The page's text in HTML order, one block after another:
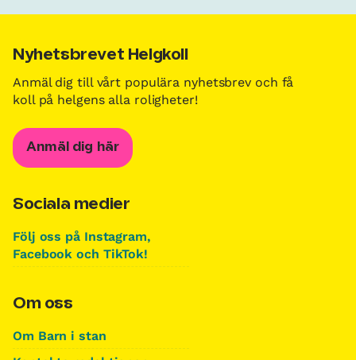
Nyhetsbrevet Helgkoll
Anmäl dig till vårt populära nyhetsbrev och få
koll på helgens alla roligheter!
Anmäl dig här
Sociala medier
Följ oss på Instagram,
Facebook och TikTok!
Om oss
Om Barn i stan